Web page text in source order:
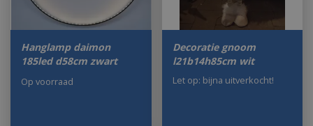
Hanglamp daimon
185led d58cm zwart
Op voorraad
Decoratie gnoom
l21b14h85cm wit
Let op: bijna uitverkocht!